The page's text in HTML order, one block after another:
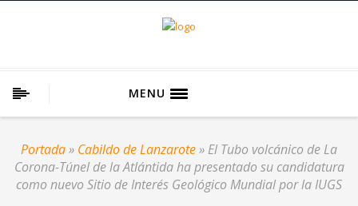
MENU
Portada» Cabildo de Lanzarote» El Tubo volcánico de La
Corona-Túnel de la Atlántida ha presentado su candidatura
como nuevo Sitio de Interés Geológico Mundial por la IUGS